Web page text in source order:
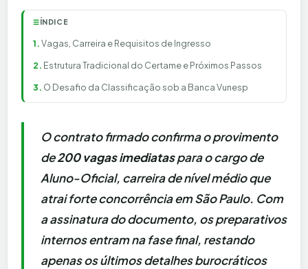
☰ÍNDICE
Vagas, Carreira e Requisitos de Ingresso
Estrutura Tradicional do Certame e Próximos Passos
O Desafio da Classificação sob a Banca Vunesp
O contrato firmado confirma o provimento
de200 vagas imediataspara o cargo de
Aluno-Oficial, carreira de nível médio que
atrai forte concorrência em São Paulo. Com
a assinatura do documento, os preparativos
internos entram na fase final, restando
apenas os últimos detalhes burocráticos